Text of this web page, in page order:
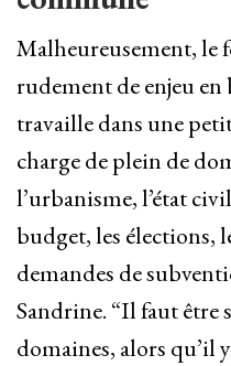
Malheureusement, le
rudement de enjeu en
travaille dans une
charge de plein de
l’urbanisme, l’état
budget, les élections,
demandes de
Sandrine. “Il faut être
domaines, alors qu’il